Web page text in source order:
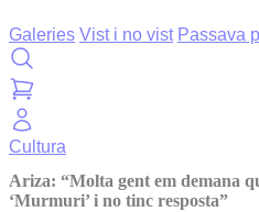
Galeries Vist i no vist Passava
Cultura
Ariza: “Molta gent em demana
‘Murmuri’ i no tinc resposta”